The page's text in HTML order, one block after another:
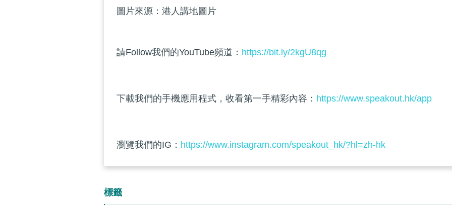
圖片來源：港人講地圖片
請Follow我們的YouTube頻道： https://bit.ly/2kgU8qg
下載我們的手機應用程式，收看第一手精彩內容： https://www.speakout.hk/app
瀏覽我們的IG： https://www.instagram.com/speakout_hk/?hl=zh-hk
標籤